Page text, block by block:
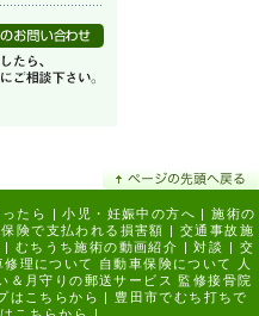
たら | 小児・妊娠中の方へ |
施術の
険で支払われる損害額 | 交通事故施
| むちうち施術の動画紹介 | 対談 | 交
修理について 自動車保険について
人
＆月守りの郵送サービス
監修接骨院
はこちらから |
豊田市でむち打ちで
こちらから |